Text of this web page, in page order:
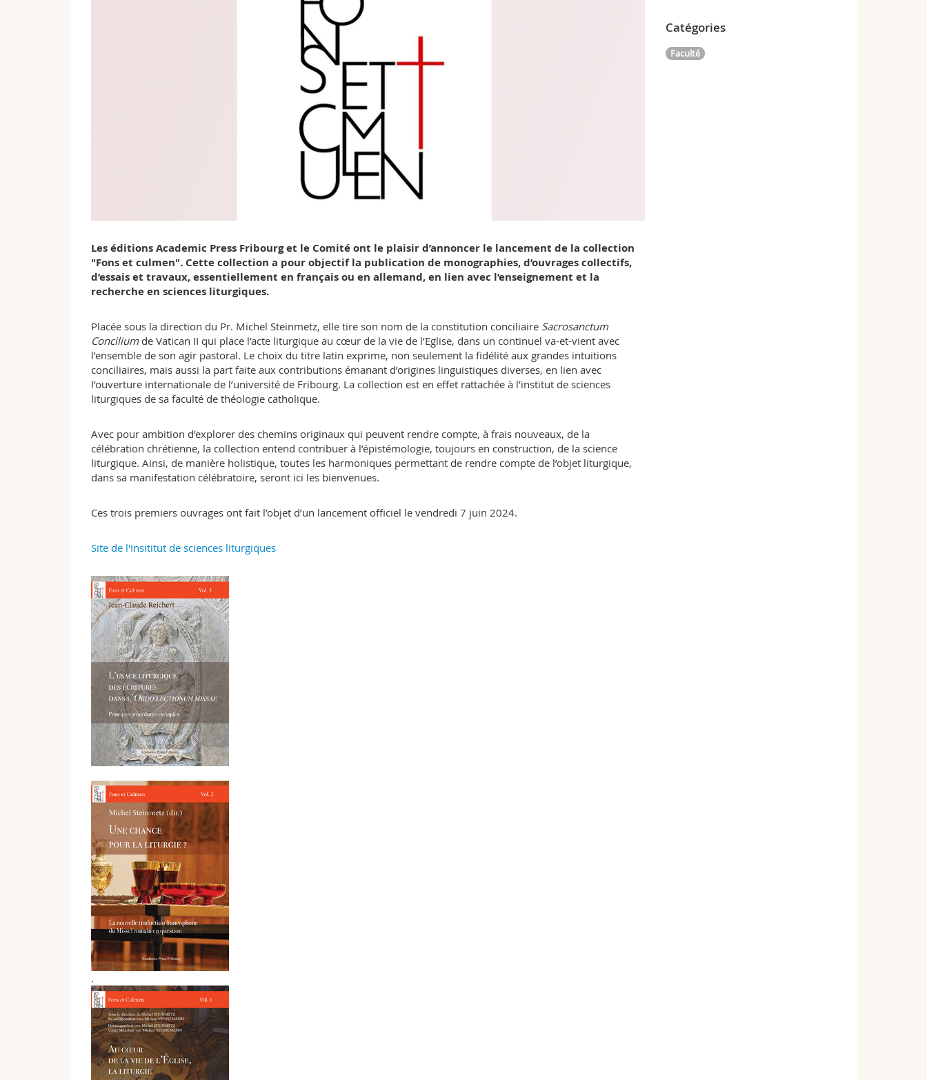
Les éditions Academic Press Fribourget le Comité ont le plaisir d’annoncer le lancement de la collection
"Fons et culmen". Cette collection a pour objectif la publication de monographies, d’ouvrages collectifs,
d’essais et travaux, essentiellement en français ou en allemand, en lien avec l’enseignement et la
recherche en sciences liturgiques.
Placée sous la direction du Pr. Michel Steinmetz, elle tire son nom de la constitution conciliaire Sacrosanctum
Conciliumde Vatican II qui place l’acte liturgique au cœur de la vie de l’Eglise, dans un continuel va-et-vient avec
l’ensemble de son agir pastoral. Le choix du titre latin exprime, non seulement la fidélité aux grandes intuitions
conciliaires, mais aussi la part faite aux contributions émanant d’origines linguistiques diverses, en lien avec
l’ouverture internationale de l’université de Fribourg. La collection est en effet rattachée à l’institut de sciences
liturgiques de sa faculté de théologie catholique.
Avec pour ambition d’explorer des chemins originaux qui peuvent rendre compte, à frais nouveaux, de la
célébration chrétienne, la collection entend contribuer à l’épistémologie, toujours en construction, de la science
liturgique. Ainsi, de manière holistique, toutes les harmoniques permettant de rendre compte de l’objet liturgique,
dans sa manifestation célébratoire, seront ici les bienvenues.
Ces trois premiers ouvrages ont fait l’objet d’un lancement officiel le vendredi 7 juin 2024.
Site de l'Insititut de sciences liturgiques
.
Catégories
Faculté